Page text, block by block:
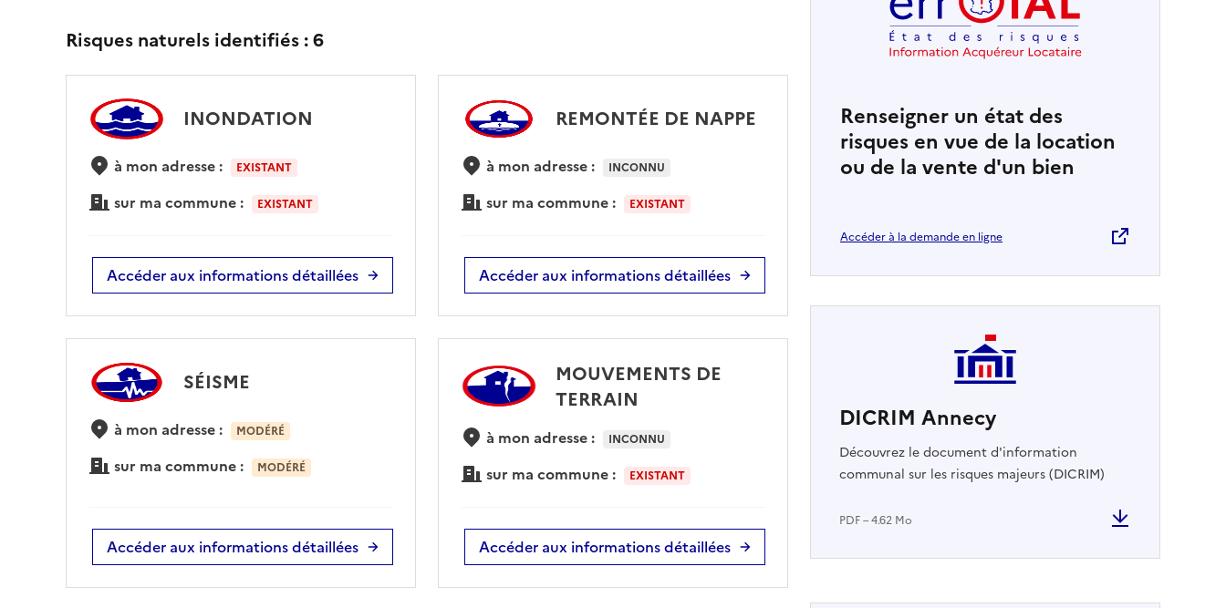
Risques naturels identifiés :6
INONDATION
à mon adresse : EXISTANT
sur ma commune : EXISTANT
Accéder aux informations détaillées
REMONTÉE DE NAPPE
à mon adresse : INCONNU
sur ma commune : EXISTANT
Accéder aux informations détaillées
SÉISME
à mon adresse : MODÉRÉ
sur ma commune : MODÉRÉ
Accéder aux informations détaillées
MOUVEMENTS DE
TERRAIN
à mon adresse : INCONNU
sur ma commune : EXISTANT
Accéder aux informations détaillées
Renseigner un état des
risques en vue de la location
ou de la vente d'un bien
Accéder à la demande en ligne
DICRIM Annecy
PDF – 4.62 Mo
Découvrez le document d'information
communal sur les risques majeurs (DICRIM)